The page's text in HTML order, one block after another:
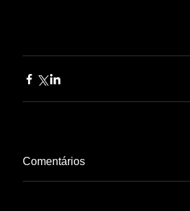
Comentários